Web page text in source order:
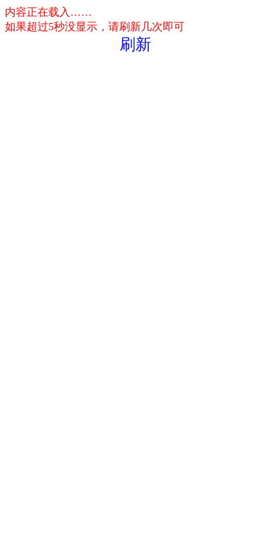
内容正在载入……
如果超过5秒没显示，请刷新几次即可
刷新